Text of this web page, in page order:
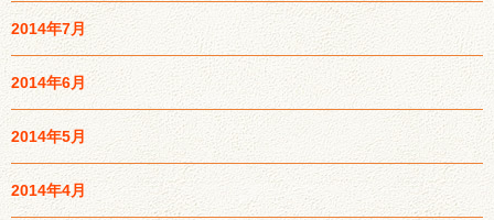
2014年7月
2014年6月
2014年5月
2014年4月